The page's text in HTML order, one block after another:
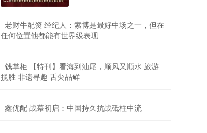
​老财牛配资 经纪人：索博是最好中场之一，但在
任何位置他都能有世界级表现
​钱掌柜 【特刊】看海到汕尾，顺风又顺水 旅游
揽胜 非遗寻趣 舌尖品鲜
​鑫优配 战幕初启：中国持久抗战砥柱中流